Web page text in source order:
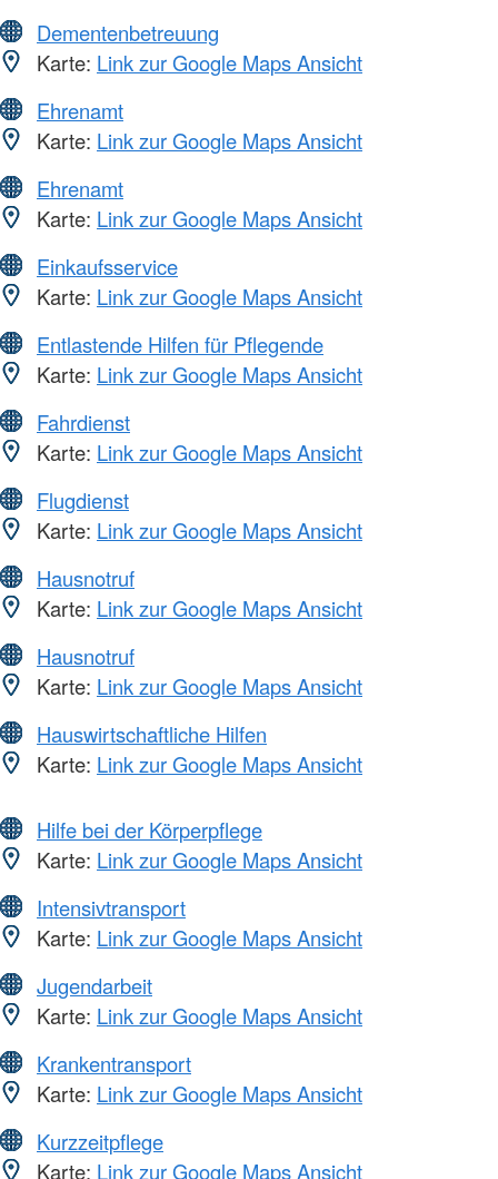
Dementenbetreuung
Karte: Link zur Google Maps Ansicht
Ehrenamt
Karte: Link zur Google Maps Ansicht
Ehrenamt
Karte: Link zur Google Maps Ansicht
Einkaufsservice
Karte: Link zur Google Maps Ansicht
Entlastende Hilfen für Pflegende
Karte: Link zur Google Maps Ansicht
Fahrdienst
Karte: Link zur Google Maps Ansicht
Flugdienst
Karte: Link zur Google Maps Ansicht
Hausnotruf
Karte: Link zur Google Maps Ansicht
Hausnotruf
Karte: Link zur Google Maps Ansicht
Hauswirtschaftliche Hilfen
Karte: Link zur Google Maps Ansicht
Hilfe bei der Körperpflege
Karte: Link zur Google Maps Ansicht
Intensivtransport
Karte: Link zur Google Maps Ansicht
Jugendarbeit
Karte: Link zur Google Maps Ansicht
Krankentransport
Karte: Link zur Google Maps Ansicht
Kurzzeitpflege
Karte: Link zur Google Maps Ansicht